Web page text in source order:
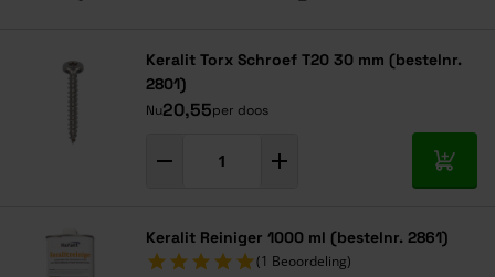
Keralit Torx Schroef T20 30 mm (bestelnr.
2801)
Nu20,55per doos
In
Keralit Reiniger 1000 ml (bestelnr. 2861)
(1 Beoordeling)